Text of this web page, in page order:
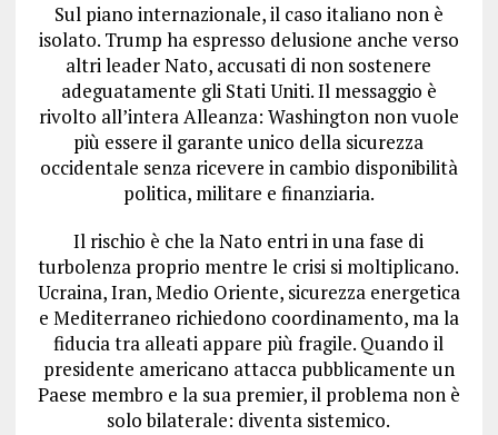
Sul piano internazionale, il caso italiano non è
isolato. Trump ha espresso delusione anche verso
altri leader Nato, accusati di non sostenere
adeguatamente gli Stati Uniti. Il messaggio è
rivolto all’intera Alleanza: Washington non vuole
più essere il garante unico della sicurezza
occidentale senza ricevere in cambio disponibilità
politica, militare e finanziaria.
Il rischio è che la Nato entri in una fase di
turbolenza proprio mentre le crisi si moltiplicano.
Ucraina, Iran, Medio Oriente, sicurezza energetica
e Mediterraneo richiedono coordinamento, ma la
fiducia tra alleati appare più fragile. Quando il
presidente americano attacca pubblicamente un
Paese membro e la sua premier, il problema non è
solo bilaterale: diventa sistemico.